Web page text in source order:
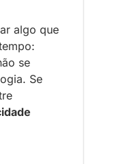
algo que
se
Se